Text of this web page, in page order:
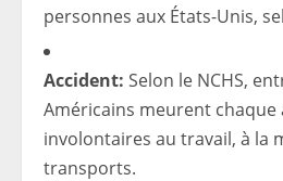
personnes aux États-Unis,
Accident: Selon le NCHS,
Américains meurent chaque
involontaires au travail, à la
transports.